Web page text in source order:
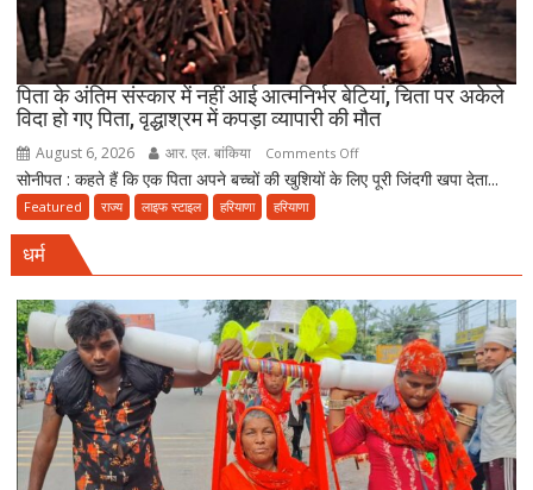
चुनाव
देरी
क्यों?
नवंबर
करना
दायित्व
पिता के अंतिम संस्कार में नहीं आई आत्मनिर्भर बेटियां, चिता पर अकेले
विदा हो गए पिता, वृद्धाश्रम में कपड़ा व्यापारी की मौत
August 6, 2026 आर. एल. बांकिया Comments Offon
पिता
नहीं
आई
आत्मनिर्भर
बेटियां,
चिता
पर
अकेले
सोनीपत : कहते हैं कि एक पिता अपने बच्चों की खुशियों के लिए पूरी जिंदगी खपा देता...
Featured राज्य लाइफ स्टाइल हरियाणा हरियाणा
धर्म